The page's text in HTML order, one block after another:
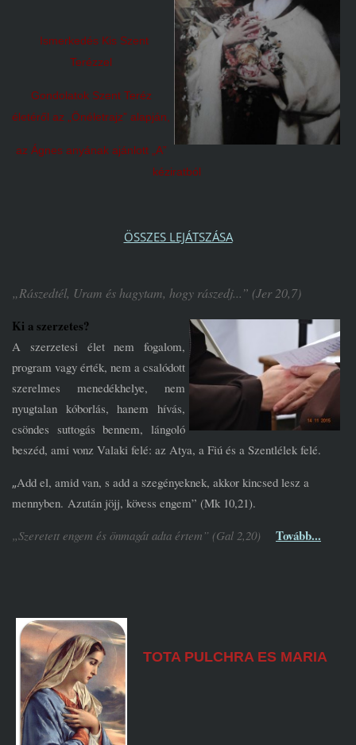
Ismerkedés Kis Szent
Terézzel
Gondolatok Szent Teréz
életéről az „Önéletrajz” alapján,
az Ágnes anyának ajánlott „A”
kéziratból
ÖSSZES LEJÁTSZÁSA
„Rászedtél, Uram és hagytam, hogy rászedj...” (Jer 20,7)
Ki a szerzetes?
A szerzetesi élet nem fogalom,
program vagy érték, nem a csalódott
szerelmes menedékhelye, nem
nyugtalan kóborlás, hanem hívás,
csöndes suttogás bennem, lángoló
beszéd, ami vonz Valaki felé: az Atya, a Fiú és a Szentlélek felé.
„Add el, amid van, s add a szegényeknek, akkor kincsed lesz a
mennyben. Azután jöjj, kövess engem” (Mk 10,21).
„Szeretett engem és önmagát adta értem” (Gal 2,20) Tovább...
TOTA PULCHRA ES MARIA